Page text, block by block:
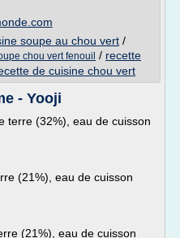
soupe au chou vert /
chou vert fenouil / recette
de cuisine chou vert
- Yooji
terre (32%), eau de cuisson
(21%), eau de cuisson
(21%), eau de cuisson